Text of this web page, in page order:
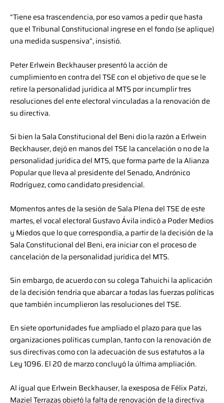
“Tiene esa trascendencia, por eso vamos a pedir que hasta
que el Tribunal Constitucional ingrese en el fondo (se aplique)
una medida suspensiva”, insistió.
Peter Erlwein Beckhauser presentó la acción de
cumplimiento en contra del TSE con el objetivo de que se le
retire la personalidad jurídica al MTS por incumplir tres
resoluciones del ente electoral vinculadas a la renovación de
su directiva.
Si bien la Sala Constitucional del Beni dio la razón a Erlwein
Beckhauser, dejó en manos del TSE la cancelación o no de la
personalidad jurídica del MTS, que forma parte de la Alianza
Popular que lleva al presidente del Senado, Andrónico
Rodríguez, como candidato presidencial.
Momentos antes de la sesión de Sala Plena del TSE de este
martes, el vocal electoral Gustavo Ávila indicó a Poder Medios
y Miedos que lo que correspondía, a partir de la decisión de la
Sala Constitucional del Beni, era iniciar con el proceso de
cancelación de la personalidad jurídica del MTS.
Sin embargo, de acuerdo con su colega Tahuichi la aplicación
de la decisión tendría que abarcar a todas las fuerzas políticas
que también incumplieron las resoluciones del TSE.
En siete oportunidades fue ampliado el plazo para que las
organizaciones políticas cumplan, tanto con la renovación de
sus directivas como con la adecuación de sus estatutos a la
Ley 1096. El 20 de marzo concluyó la última ampliación.
Al igual que Erlwein Beckhauser, la exesposa de Félix Patzi,
Maziel Terrazas objetó la falta de renovación de la directiva